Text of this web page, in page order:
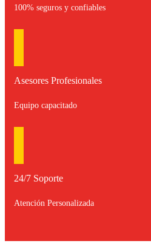
100% seguros y confiables
Asesores Profesionales
Equipo capacitado
24/7 Soporte
Atención Personalizada